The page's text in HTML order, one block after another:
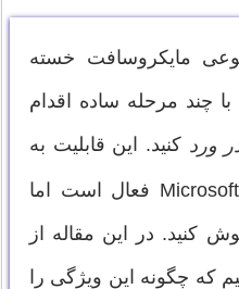
مایکروسافت خسته
با چند مرحله ساده اقدام
کنید. این قابلیت به
طور پیش‌فرض در Microsoft Word فعال است اما
کنید. در این مقاله از
که چگونه این ویژگی را